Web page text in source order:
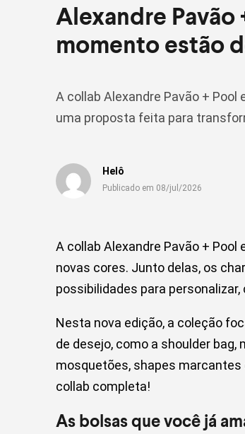
Alexandre Pavão
momento estão
A collab Alexandre Pavão +
uma proposta feita para
Helô
Publicado em 08/jul/2026
A collab Alexandre Pavão +
novas cores. Junto delas, os
possibilidades para
Nesta nova edição, a coleção
de desejo, como a shoulder
mosquetões, shapes marcantes
collab completa!
As bolsas que você já